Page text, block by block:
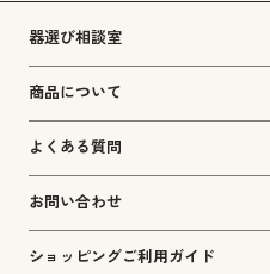
器選び相談室
商品について
よくある質問
お問い合わせ
ショッピングご利用ガイド